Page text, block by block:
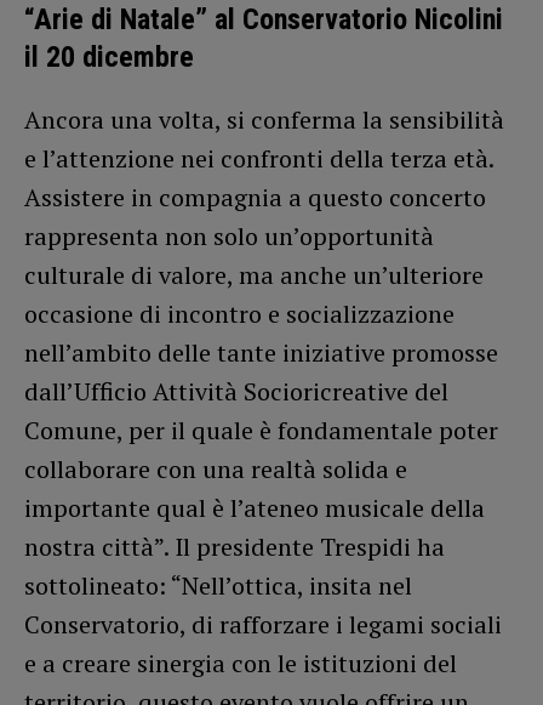
“Arie di Natale” al Conservatorio Nicolini
il 20 dicembre
Ancora una volta, si conferma la sensibilità
e l’attenzione nei confronti della terza età.
Assistere in compagnia a questo concerto
rappresenta non solo un’opportunità
culturale di valore, ma anche un’ulteriore
occasione di incontro e socializzazione
nell’ambito delle tante iniziative promosse
dall’Ufficio Attività Socioricreative del
Comune, per il quale è fondamentale poter
collaborare con una realtà solida e
importante qual è l’ateneo musicale della
nostra città”. Il presidente Trespidi ha
sottolineato: “Nell’ottica, insita nel
Conservatorio, di rafforzare i legami sociali
e a creare sinergia con le istituzioni del